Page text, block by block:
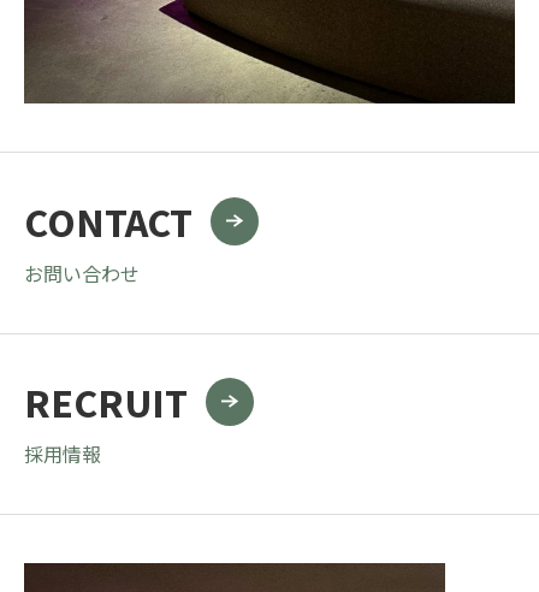
CONTACT
お問い合わせ
RECRUIT
採用情報